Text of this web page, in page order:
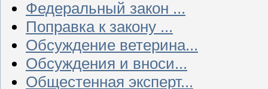
Федеральный закон ...
Поправка к закону ...
Обсуждение ветерина...
Обсуждения и вноси...
Общестенная эксперт...